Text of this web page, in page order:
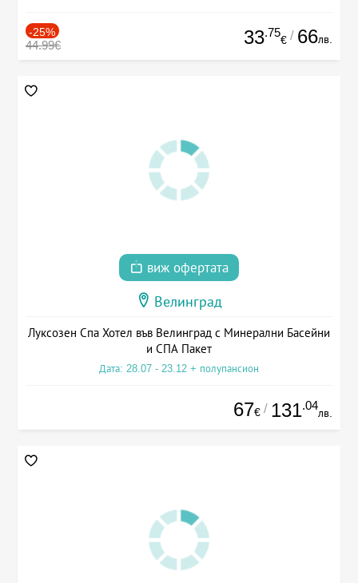
-25%
44.99€ 33.75
€ / 66лв.
виж офертата
Велинград
Луксозен Спа Хотел във Велинград с Минерални Басейни
и СПА Пакет
Дата: 28.07 - 23.12 + полупансион
67€ / 131.04
лв.